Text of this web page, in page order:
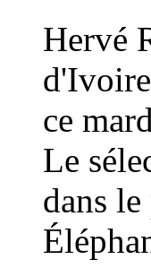
Hervé
ce
Le
dans